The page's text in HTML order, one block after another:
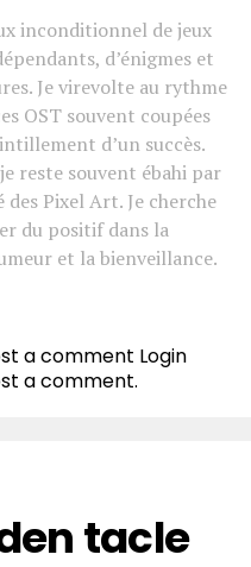
inconditionnel de jeux
d’énigmes et
Je virevolte au rythme
OST souvent coupées
d’un succès.
reste souvent ébahi par
des Pixel Art. Je cherche
du positif dans la
et la bienveillance.
a comment Login
a comment.
tacle